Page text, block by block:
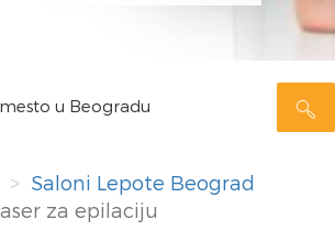
u Beogradu
Saloni Lepote Beograd
za epilaciju